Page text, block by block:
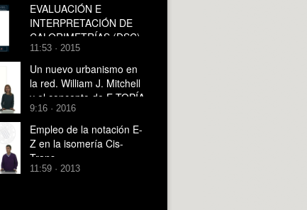
EVALUACIÓN E
INTERPRETACIÓN DE
CALORIMETRÍAS (DSC)
MEDIANTE SOFTWARE
STARe EVALUATION
METTLER TOLEDO
11:53 · 2015
Un nuevo urbanismo en
la red. William J. Mitchell
y el concepto de E-TOPÍA
9:16 · 2016
Empleo de la notación E-
Z en la isomería Cis-
Trans
11:59 · 2013